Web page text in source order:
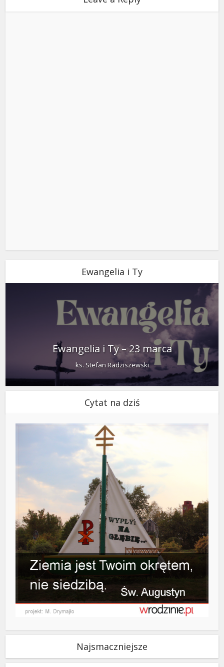
Ewangelia i Ty
Ewangelia i Ty – 23 marca
ks. Stefan Radziszewski
Cytat na dziś
Najsmaczniejsze